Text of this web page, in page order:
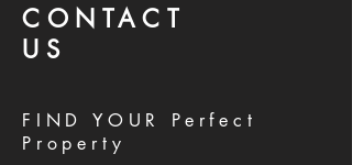
CONTACT
US
FIND YOUR Perfect
Property